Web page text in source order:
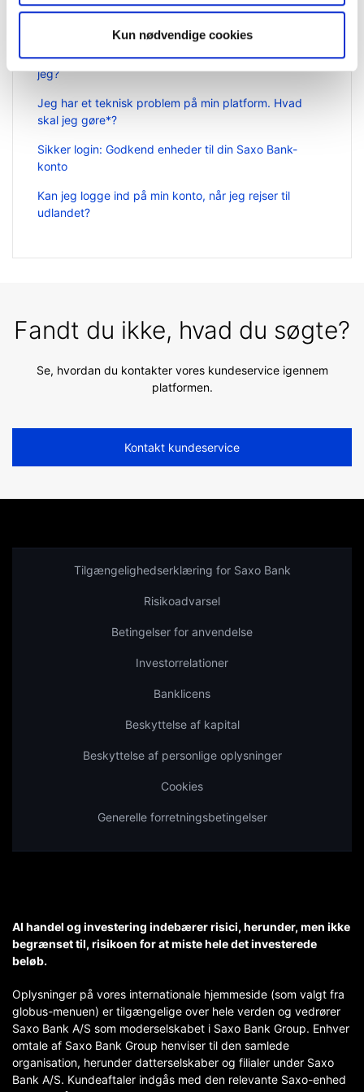
Kun nødvendige cookies
Hvordan får jeg hjælp som kunde i Saxo Bank?
Jeg har glemt mine loginoplysninger – hvad gør
jeg?
Jeg har et teknisk problem på min platform. Hvad
skal jeg gøre*?
Sikker login: Godkend enheder til din Saxo Bank-
konto
Kan jeg logge ind på min konto, når jeg rejser til
udlandet?
Fandt du ikke, hvad du søgte?
Se, hvordan du kontakter vores kundeservice igennem
platformen.
Kontakt kundeservice
Tilgængelighedserklæring for Saxo Bank
Risikoadvarsel
Betingelser for anvendelse
Investorrelationer
Banklicens
Beskyttelse af kapital
Beskyttelse af personlige oplysninger
Cookies
Generelle forretningsbetingelser
Al handel og investering indebærer risici, herunder, men ikke
begrænset til, risikoen for at miste hele det investerede
beløb.
Oplysninger på vores internationale hjemmeside (som valgt fra
globus-menuen) er tilgængelige over hele verden og vedrører
Saxo Bank A/S som moderselskabet i Saxo Bank Group. Enhver
omtale af Saxo Bank Group henviser til den samlede
organisation, herunder datterselskaber og filialer under Saxo
Bank A/S. Kundeaftaler indgås med den relevante Saxo-enhed